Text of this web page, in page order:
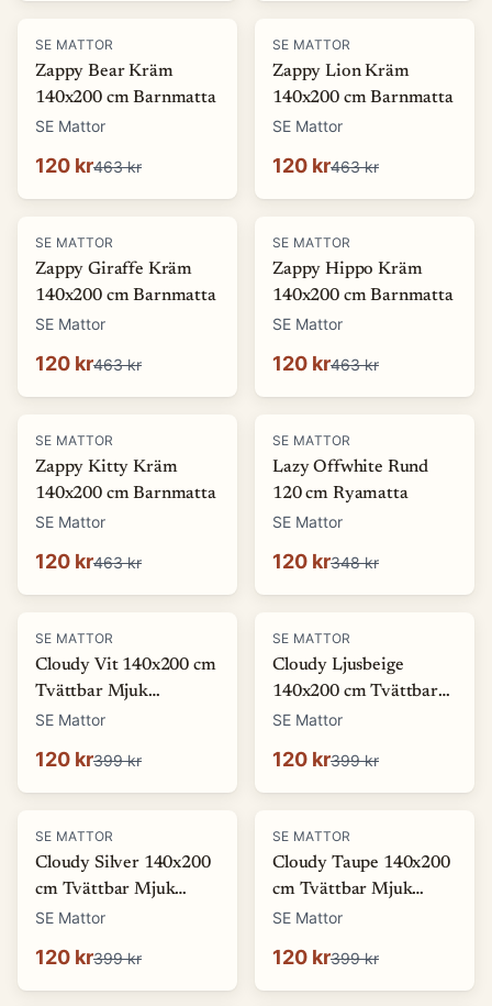
-74 %
SE MATTOR
Zappy Bear Kräm
140x200 cm Barnmatta
SE Mattor
120 kr463 kr
-74 %
SE MATTOR
Zappy Lion Kräm
140x200 cm Barnmatta
SE Mattor
120 kr463 kr
-74 %
SE MATTOR
Zappy Giraffe Kräm
140x200 cm Barnmatta
SE Mattor
120 kr463 kr
-74 %
SE MATTOR
Zappy Hippo Kräm
140x200 cm Barnmatta
SE Mattor
120 kr463 kr
-74 %
SE MATTOR
Zappy Kitty Kräm
140x200 cm Barnmatta
SE Mattor
120 kr463 kr
-66%
SE MATTOR
Lazy Offwhite Rund
120 cm Ryamatta
SE Mattor
120 kr348 kr
-70%
SE MATTOR
Cloudy Vit 140x200 cm
Tvättbar Mjuk
Ryamatta
SE Mattor
120 kr399 kr
-70%
SE MATTOR
Cloudy Ljusbeige
140x200 cm Tvättbar
Mjuk Ryamatta
SE Mattor
120 kr399 kr
-70%
SE MATTOR
Cloudy Silver 140x200
cm Tvättbar Mjuk
Ryamatta
SE Mattor
120 kr399 kr
-70%
SE MATTOR
Cloudy Taupe 140x200
cm Tvättbar Mjuk
Ryamatta
SE Mattor
120 kr399 kr